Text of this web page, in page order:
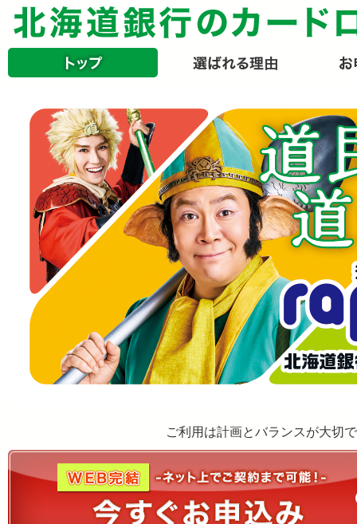
ご利用は計画とバランスが大切